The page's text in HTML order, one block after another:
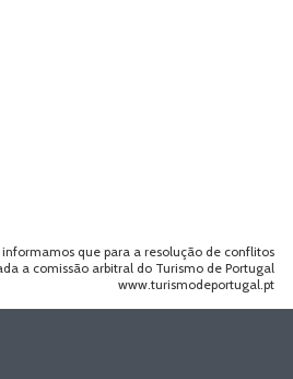
que para a resolução de conflitos
a comissão arbitral do Turismo de Portugal
www.turismodeportugal.pt